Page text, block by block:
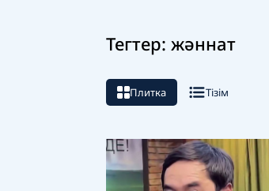
Тегтер: жәннат
Плитка Тізім